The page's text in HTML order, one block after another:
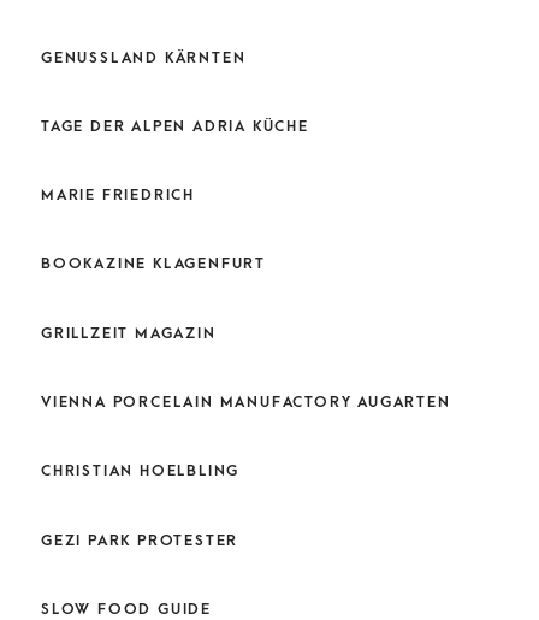
GENUSSLAND KÄRNTEN
TAGE DER ALPEN ADRIA KÜCHE
MARIE FRIEDRICH
BOOKAZINE KLAGENFURT
GRILLZEIT MAGAZIN
VIENNA PORCELAIN MANUFACTORY AUGARTEN
CHRISTIAN HOELBLING
GEZI PARK PROTESTER
SLOW FOOD GUIDE